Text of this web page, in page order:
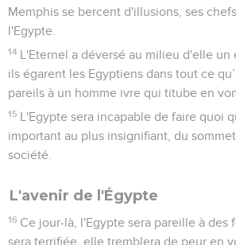
Memphis se bercent d'illusions, ses
l'Egypte.
14 L'Eternel a déversé au milieu d'elle
ils égarent les Egyptiens dans tout ce
pareils à un homme ivre qui titube en
15 L'Egypte sera incapable de faire quoi
important au plus insignifiant, du
société.
L'avenir de l'Égypte
16 Ce jour-là, l'Egypte sera pareille à des
sera terrifiée, elle tremblera de peur en